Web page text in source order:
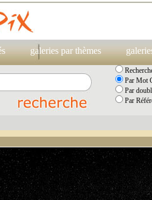
galeries par thèmes
Par Mot
Par
Par